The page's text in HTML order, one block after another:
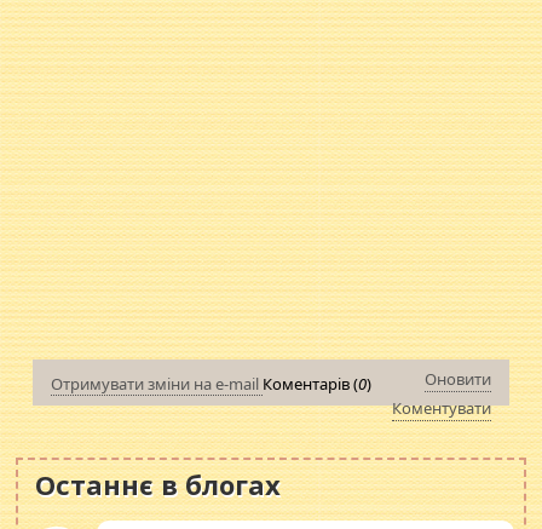
Отримувати зміни на e-mail Коментарів (0)
Оновити
Коментувати
Останнє в блогах